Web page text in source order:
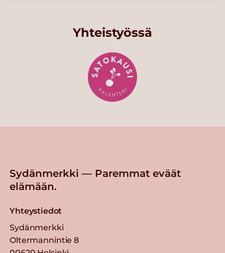
Yhteistyössä
Sydänmerkki — Paremmat eväät
elämään.
Yhteystiedot
Sydänmerkki
Oltermannintie 8